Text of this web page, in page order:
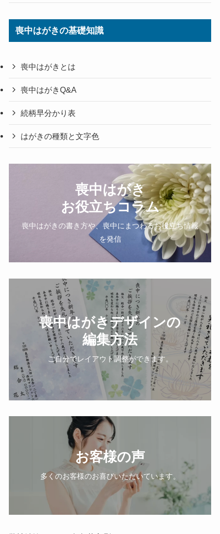
喪中はがきの基礎知識
喪中はがきとは
喪中はがきQ&A
続柄早分かり表
はがきの種類と文字色
喪中はがき
お役立ちコラム
喪中はがきの書き方や、喪中にまつわるお役立ち情報
を発信
喪中はがきデザインの
編集方法
ご自分でレイアウト調整ができます。
お客様の声
多くのお客様のお喜びいただいています。